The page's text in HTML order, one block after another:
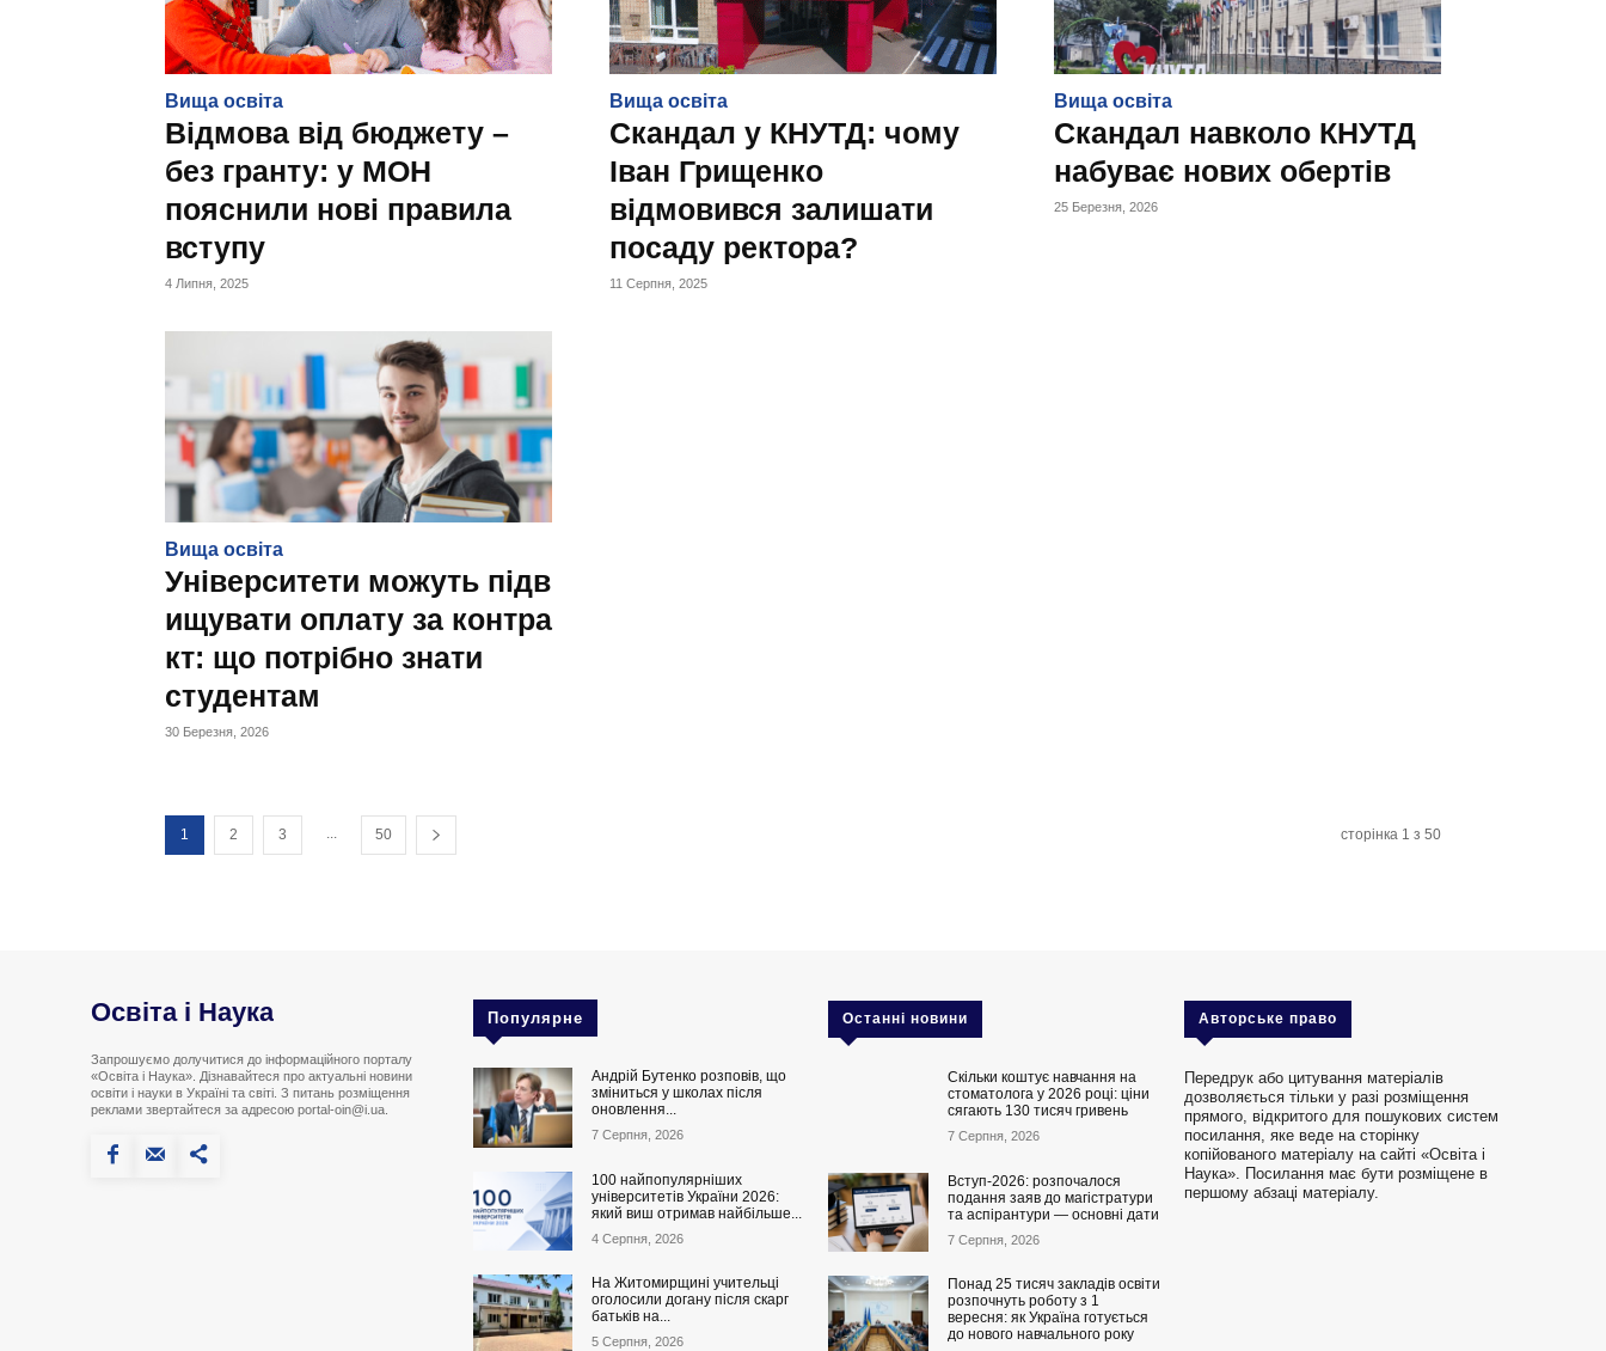
Вища освіта
Відмова від бюджету –
без гранту: у МОН
пояснили нові правила
вступу
4 Липня, 2025
Вища освіта
Скандал у КНУТД: чому
Іван Грищенко
відмовився залишати
посаду ректора?
11 Серпня, 2025
Вища освіта
Скандал навколо КНУТД
набуває нових обертів
25 Березня, 2026
Вища освіта
Університети можуть підв
ищувати оплату за контра
кт: що потрібно знати
студентам
30 Березня, 2026
1 2 3 ... 50 сторінка 1 з 50
Освіта і Наука
Запрошуємо долучитися до інформаційного порталу
«Освіта і Наука». Дізнавайтеся про актуальні новини
освіти і науки в Україні та світі. З питань розміщення
реклами звертайтеся за адресою portal-oin@i.ua.
Популярне
Андрій Бутенко розповів, що
зміниться у школах після
оновлення...
7 Серпня, 2026
100 найпопулярніших
університетів України 2026:
який виш отримав найбільше...
4 Серпня, 2026
На Житомирщині учительці
оголосили догану після скарг
батьків на...
5 Серпня, 2026
Останні новини
Скільки коштує навчання на
стоматолога у 2026 році: ціни
сягають 130 тисяч гривень
7 Серпня, 2026
Вступ-2026: розпочалося
подання заяв до магістратури
та аспірантури — основні дати
7 Серпня, 2026
Понад 25 тисяч закладів освіти
розпочнуть роботу з 1
вересня: як Україна готується
до нового навчального року
Авторське право
Передрук або цитування матеріалів
дозволяється тільки у разі розміщення
прямого, відкритого для пошукових систем
посилання, яке веде на сторінку
копійованого матеріалу на сайті «Освіта і
Наука». Посилання має бути розміщене в
першому абзаці матеріалу.